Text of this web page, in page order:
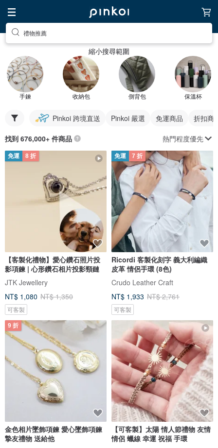
禮物推薦
縮小搜尋範圍
手鍊 收納包 側背包 保溫杯
Pinkoi 跨境直送 Pinkoi 嚴選 免運商品 折扣商
找到 676,000+ 件商品 熱門程度優先
免運 8 折
【客製化禮物】愛心鑽石照片投
影項鍊 | 心形鑽石相片投影頸鏈
JTK Jewellery
NT$ 1,080 NT$ 1,350
可客製
免運 7 折
Ricordi 客製化刻字 義大利編織
皮革 情侶手環 (8色)
Crudo Leather Craft
NT$ 1,933 NT$ 2,761
可客製
9 折
金色相片墜飾項鍊 愛心墜飾項鍊
摯友禮物 送給他
【可客製】太陽 情人節禮物 友情
情侶 蠟線 幸運 祝福 手環